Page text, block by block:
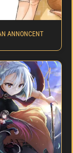
ANNONCENT